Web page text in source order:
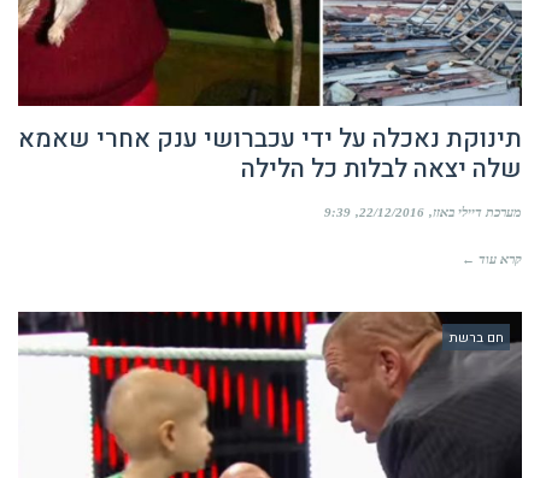
תינוקת נאכלה על ידי עכברושי ענק אחרי שאמא
שלה יצאה לבלות כל הלילה
מערכת דיילי באזז 22/12/2016
9:39
קרא עוד ←
חם ברשת